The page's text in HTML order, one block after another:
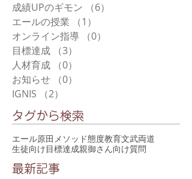
成績UPのギモン （6）
エールの授業
（1）
オンライン指導
（0）
目標達成
（3）
人材育成
（0）
お知らせ
（0）
IGNIS
（2）
タグから検索
エール原田メソッド態度教育文武両道
生徒向け目標達成親御さん向け質問
最新記事